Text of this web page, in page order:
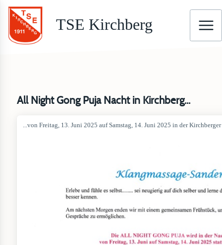
TSE Kirchberg
All Night Gong Puja Nacht in Kirchberg...
...von Freitag, 13. Juni 2025 auf Samstag, 14. Juni 2025 in der